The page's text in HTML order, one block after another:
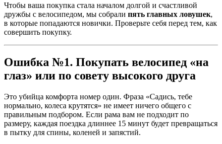
Чтобы ваша покупка стала началом долгой и счастливой
дружбы с велосипедом, мы собрали пять главных ловушек,
в которые попадаются новички. Проверьте себя перед тем, как
совершить покупку.
Ошибка №1. Покупать велосипед «на
глаз» или по совету высокого друга
Это убийца комфорта номер один. Фраза «Садись, тебе
нормально, колеса крутятся» не имеет ничего общего с
правильным подбором. Если рама вам не подходит по
размеру, каждая поездка длиннее 15 минут будет превращаться
в пытку для спины, коленей и запястий.